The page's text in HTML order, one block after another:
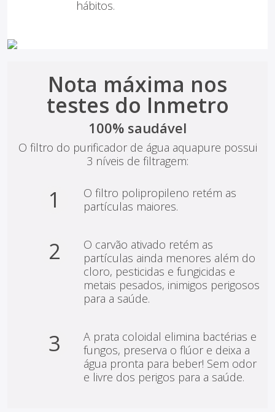
hábitos.
Nota máxima nos
testes do Inmetro
100% saudável
O filtro do purificador de água aquapure possui
3 níveis de filtragem:
1
O filtro polipropileno retém as
partículas maiores.
2
O carvão ativado retém as
partículas ainda menores além do
cloro, pesticidas e fungicidas e
metais pesados, inimigos perigosos
para a saúde.
3
A prata coloidal elimina bactérias e
fungos, preserva o flúor e deixa a
água pronta para beber! Sem odor
e livre dos perigos para a saúde.